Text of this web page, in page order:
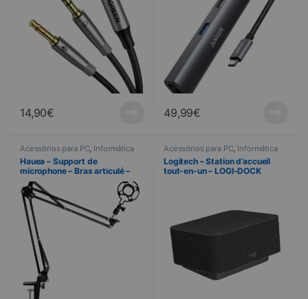
14,90€ 49,99€
Acessórios para PC, Informática
Hauea – Support de
microphone – Bras articulé –
Noir
Acessórios para PC, Informática
Logitech – Station d’accueil
tout-en-un – LOGI-DOCK